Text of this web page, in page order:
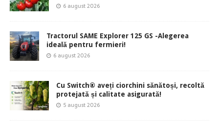
6 august 2026
Tractorul SAME Explorer 125 GS -Alegerea
ideală pentru fermieri!
6 august 2026
Cu Switch® aveți ciorchini sănătoși, recoltă
protejată și calitate asigurată!
5 august 2026